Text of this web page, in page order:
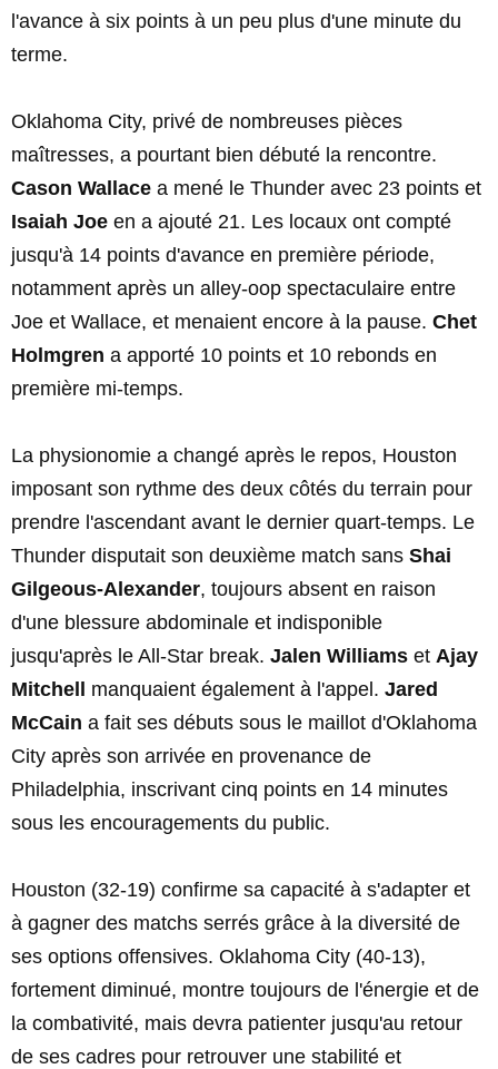
l'avance à six points à un peu plus d'une minute du
terme.
Oklahoma City, privé de nombreuses pièces
maîtresses, a pourtant bien débuté la rencontre.
Cason Wallace a mené le Thunder avec 23 points et
Isaiah Joe en a ajouté 21. Les locaux ont compté
jusqu'à 14 points d'avance en première période,
notamment après un alley-oop spectaculaire entre
Joe et Wallace, et menaient encore à la pause. Chet
Holmgren a apporté 10 points et 10 rebonds en
première mi-temps.
La physionomie a changé après le repos, Houston
imposant son rythme des deux côtés du terrain pour
prendre l'ascendant avant le dernier quart-temps. Le
Thunder disputait son deuxième match sans Shai
Gilgeous-Alexander, toujours absent en raison
d'une blessure abdominale et indisponible
jusqu'après le All-Star break. Jalen Williams et Ajay
Mitchell
manquaient également à l'appel. Jared
McCain a fait ses débuts sous le maillot d'Oklahoma
City après son arrivée en provenance de
Philadelphia, inscrivant cinq points en 14 minutes
sous les encouragements du public.
Houston (32-19) confirme sa capacité à s'adapter et
à gagner des matchs serrés grâce à la diversité de
ses options offensives. Oklahoma City (40-13),
fortement diminué, montre toujours de l'énergie et de
la combativité, mais devra patienter jusqu'au retour
de ses cadres pour retrouver une stabilité et